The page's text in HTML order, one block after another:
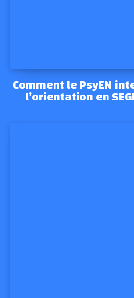
Comment le PsyEN
l’orientation en